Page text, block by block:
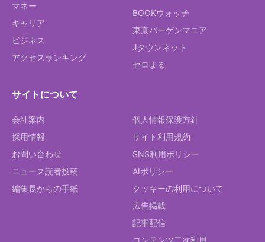
マネー
キャリア
ビジネス
アクセスランキング
BOOKウォッチ
東京バーゲンマニア
Jタウンネット
ゼロまる
サイトについて
会社案内
採用情報
お問い合わせ
ニュース読者投稿
編集長からの手紙
個人情報保護方針
サイト利用規約
SNS利用ポリシー
AIポリシー
クッキーの利用について
広告掲載
記事配信
コンテンツ二次利用